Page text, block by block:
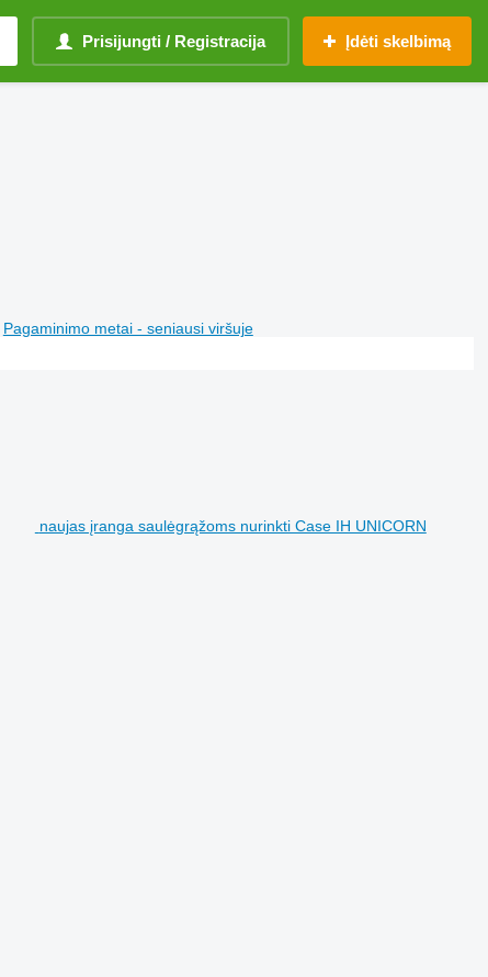
Prisijungti / Registracija Įdėti skelbimą
Pagaminimo metai - seniausi viršuje
naujas įranga saulėgrąžoms nurinkti Case IH UNICORN